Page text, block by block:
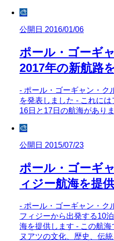
🎨
公開日 2016/01/06
ポール・ゴーギ
2017年の新航路
- ポール・ゴーギャン・ク
を発表しました - これに
16日と17日の航海があり
🎨
公開日 2015/07/23
ポール・ゴーギ
ィジー航海を提供
- ポール・ゴーギャン・ク
フィジーから出発する10
海を提供します - この航
ヌアツの文化、歴史、伝